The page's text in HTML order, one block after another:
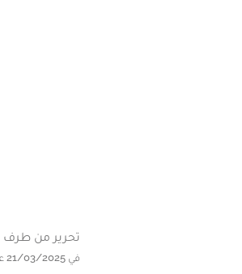
تحرير من طرف
في 21/03/2025 على الساعة 20:00